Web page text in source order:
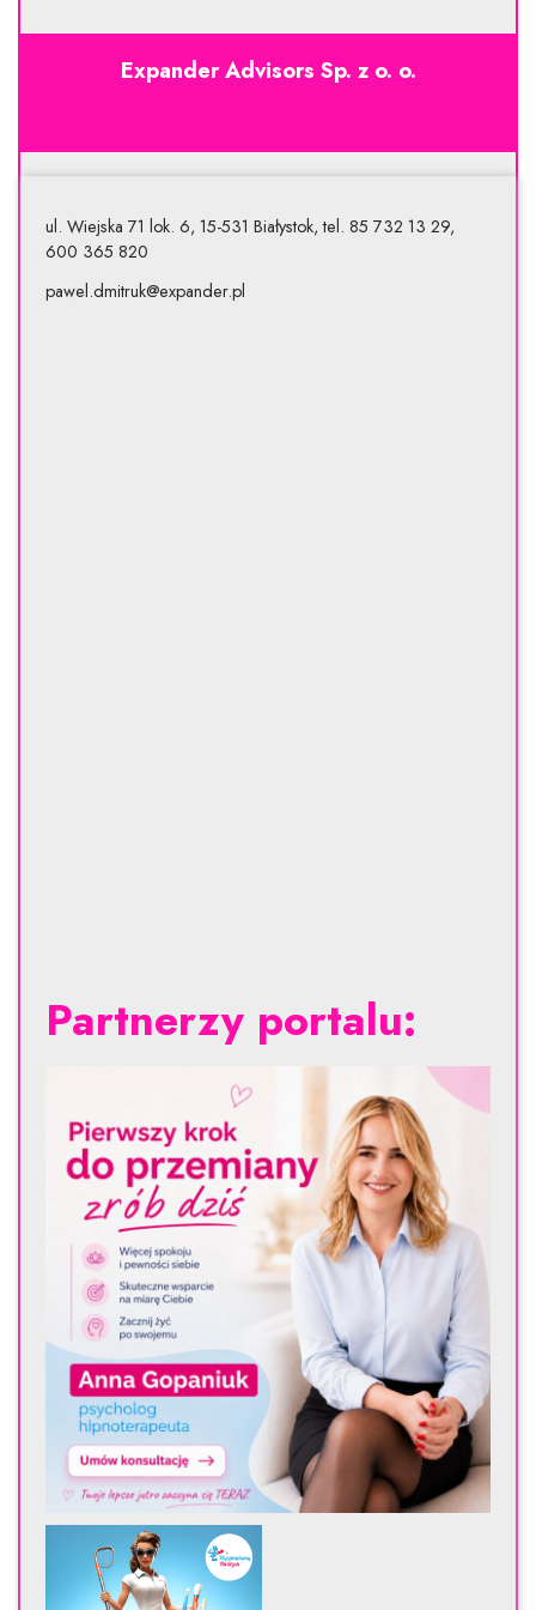
Expander Advisors Sp. z o. o.
ul. Wiejska 71 lok. 6, 15-531 Białystok, tel. 85 732 13 29,
600 365 820
pawel.dmitruk@expander.pl
Partnerzy portalu: